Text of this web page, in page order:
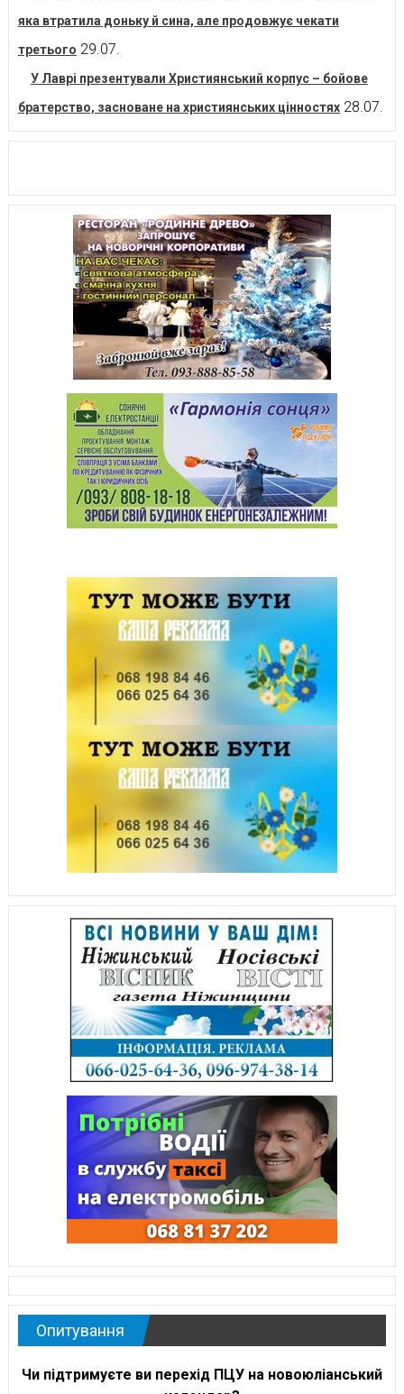
яка втратила доньку й сина, але продовжує чекати
третього 29.07.
У Лаврі презентували Християнський корпус – бойове
братерство, засноване на християнських цінностях 28.07.
Опитування
Чи підтримуєте ви перехід ПЦУ на новоюліанський